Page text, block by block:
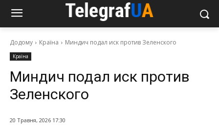
Додому Країна Миндич подал иск против Зеленского
Країна
Миндич подал иск против
Зеленского
20 Травня, 2026 17:30